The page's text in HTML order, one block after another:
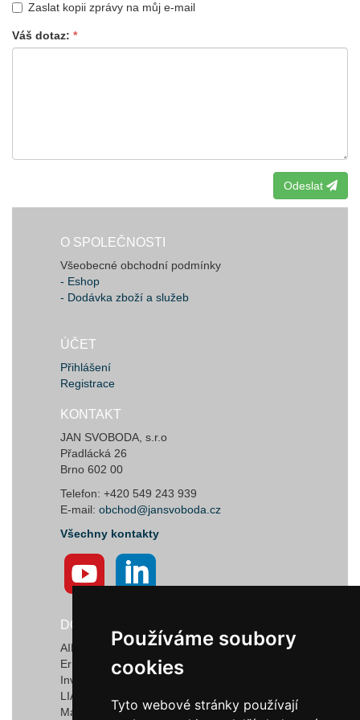
Používáme soubory
cookies
Tyto webové stránky používají
Používáme soubory
cookies
Tyto webové stránky používají
Zaslat kopii zprávy na můj e-mail
Váš dotaz
Odeslat
O SPOLEČNOSTI
Všeobecné obchodní podmínky
- Eshop
- Dodávka zboží a služeb
ÚČET
Přihlášení
Registrace
KONTAKT
JAN SVOBODA, s.r.o
Přadlácká 26
Brno 602 00
Telefon: +420 549 243 939
E-mail: obchod@jansvoboda.cz
Všechny kontakty
DODAVATELÉ
AIRTECT Plastic Leak Alarm Systems
Ermanno Balzi S.r.l.
Invotec Solutions Limited
LIAD Weighing and Control Systems Ltd.
Marquardt GmbH & Co. KG